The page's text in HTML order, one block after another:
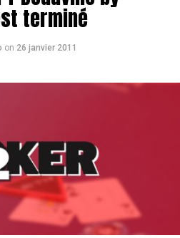
terminé
on 26 janvier 2011